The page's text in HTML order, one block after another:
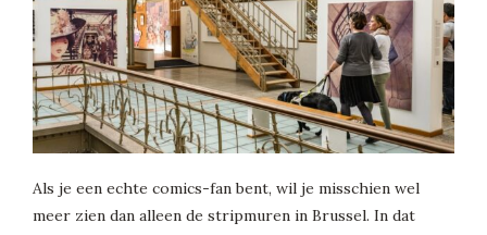
Als je een echte comics-fan bent, wil je misschien wel
meer zien dan alleen de stripmuren in Brussel. In dat